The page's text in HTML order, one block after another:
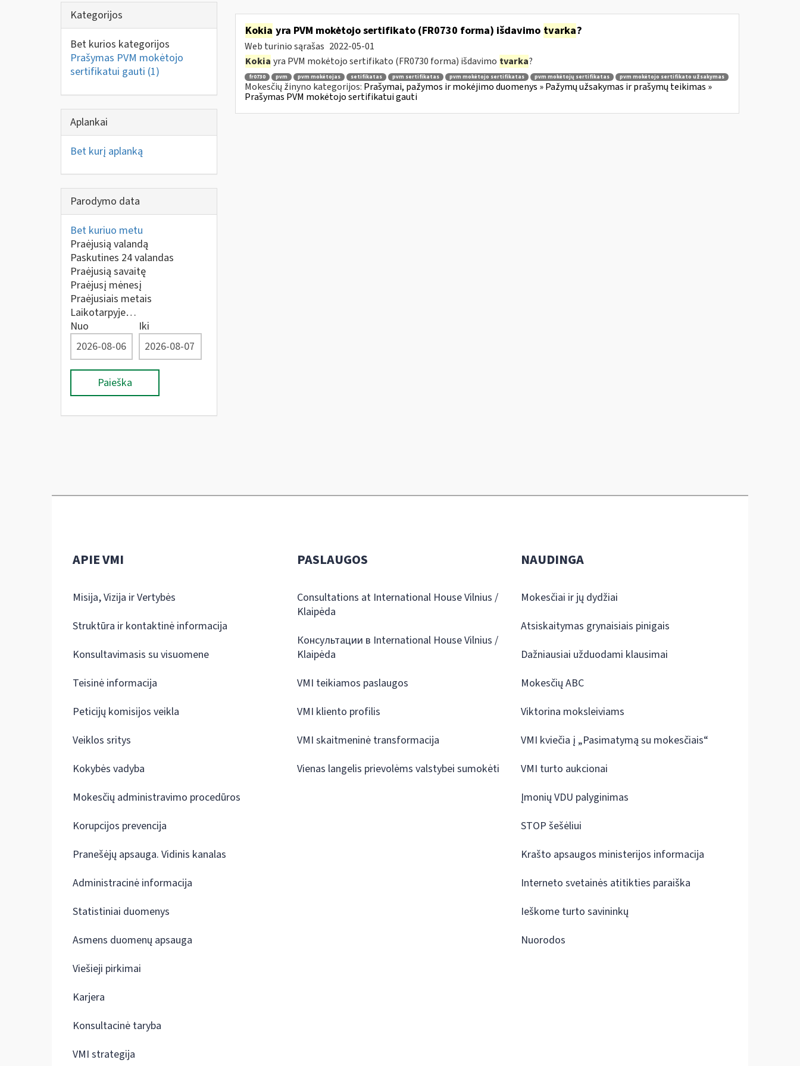
Kategorijos
Bet kurios kategorijos
Prašymas PVM mokėtojo
sertifikatui gauti (1)
Aplankai
Bet kurį aplanką
Parodymo data
Bet kuriuo metu
Praėjusią valandą
Paskutines 24 valandas
Praėjusią savaitę
Praėjusį mėnesį
Praėjusiais metais
Laikotarpyje…
Nuo
Iki
Paieška
Kokia yra PVM mokėtojo sertifikato (FR0730 forma) išdavimo tvarka?
Web turinio sąrašas 2022-05-01
Kokia yra PVM mokėtojo sertifikato (FR0730 forma) išdavimo tvarka?
fr0730 pvm pvm mokėtojas setifikatas pvm sertifikatas pvm mokėtojo sertifikatas pvm mokėtojų sertifikatas pvm mokėtojo sertifikato užsakymas
Mokesčių žinyno kategorijos: Prašymai, pažymos ir mokėjimo duomenys » Pažymų užsakymas ir prašymų teikimas »
Prašymas PVM mokėtojo sertifikatui gauti
APIE VMI
Misija, Vizija ir Vertybės
Struktūra ir kontaktinė informacija
Konsultavimasis su visuomene
Teisinė informacija
Peticijų komisijos veikla
Veiklos sritys
Kokybės vadyba
Mokesčių administravimo procedūros
Korupcijos prevencija
Pranešėjų apsauga. Vidinis kanalas
Administracinė informacija
Statistiniai duomenys
Asmens duomenų apsauga
Viešieji pirkimai
Karjera
Konsultacinė taryba
VMI strategija
PASLAUGOS
Consultations at International House Vilnius /
Klaipėda
Консультации в International House Vilnius /
Klaipėda
VMI teikiamos paslaugos
VMI kliento profilis
VMI skaitmeninė transformacija
Vienas langelis prievolėms valstybei sumokėti
NAUDINGA
Mokesčiai ir jų dydžiai
Atsiskaitymas grynaisiais pinigais
Dažniausiai užduodami klausimai
Mokesčių ABC
Viktorina moksleiviams
VMI kviečia į „Pasimatymą su mokesčiais“
VMI turto aukcionai
Įmonių VDU palyginimas
STOP šešėliui
Krašto apsaugos ministerijos informacija
Interneto svetainės atitikties paraiška
Ieškome turto savininkų
Nuorodos